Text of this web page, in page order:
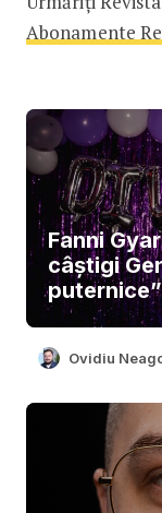
Abonamente
Fanni
câștigi
puternice”
Ovidiu